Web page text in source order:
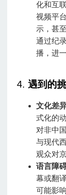
化和互
视频平
示，甚
通过纪
播，进
4. 遇到的
文化差
式化的
对非中
与现代
观众对
语言障
幕或翻
可能影